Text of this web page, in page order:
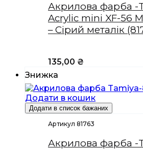
Акрилова фарба -
Acrylic mini XF-56
– Сірий металік
135,00 ₴
Знижка
Додати в кошик
Додати в список бажаних
Артикул 81763
Акрилова фарба -